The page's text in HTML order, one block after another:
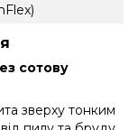
сотову
зверху тонким